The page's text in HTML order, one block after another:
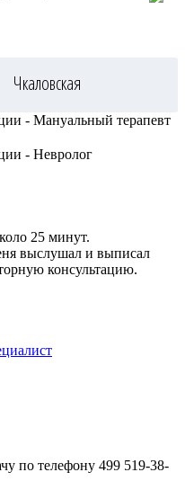
Чкаловская
- Мануальный терапевт
- Невролог
25 минут.
выслушал и выписал
консультацию.
по телефону 499 519-38-